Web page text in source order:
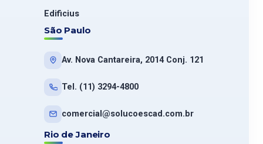
Edificius
São Paulo
Av. Nova Cantareira, 2014 Conj. 121
Tel. (11) 3294-4800
comercial@solucoescad.com.br
Rio de Janeiro